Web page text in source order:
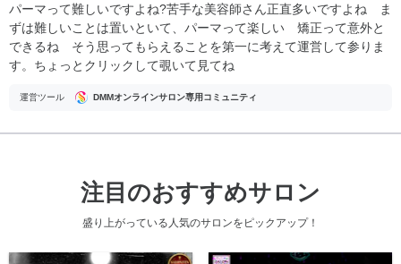
パーマって難しいですよね?苦手な美容師さん正直多いですよね ま
ずは難しいことは置いといて、パーマって楽しい 矯正って意外と
できるね そう思ってもらえることを第一に考えて運営して参りま
す。ちょっとクリックして覗いて見てね
運営ツール DMMオンラインサロン専用コミュニティ
注目のおすすめサロン
盛り上がっている人気のサロンをピックアップ！